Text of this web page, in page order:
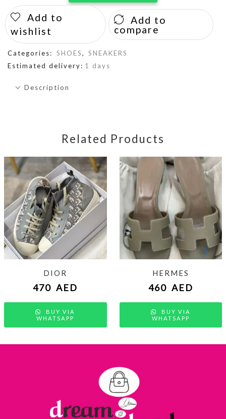
Add to
wishlist
Add to
compare
Categories: SHOES,
SNEAKERS
Estimated delivery: 1 days
Description
Related Products
DIOR
470 AED
BUY VIA
WHATSAPP
HERMES
460 AED
BUY VIA
WHATSAPP